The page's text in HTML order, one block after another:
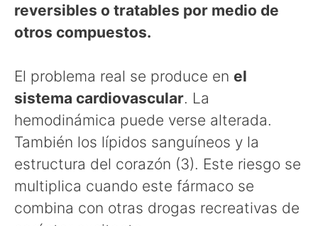
reversibles o tratables por medio de
otros compuestos.
El problema real se produce en el
sistema cardiovascular. La
hemodinámica puede verse alterada.
También los lípidos sanguíneos y la
estructura del corazón (3). Este riesgo se
multiplica cuando este fármaco se
combina con otras drogas recreativas de